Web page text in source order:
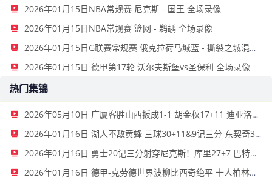
2026年01月15日NBA常规赛 尼克斯 - 国王 全场录像
2026年01月15日NBA常规赛 篮网 - 鹈鹕 全场录像
2026年01月15日G联赛常规赛 俄克拉荷马城蓝 - 撕裂之城混音 全场录像
2026年01月15日 德甲第17轮 沃尔夫斯堡vs圣保利 全场录像
热门集锦
2026年05月10日 广厦客胜山西扳成1-1 胡金秋17+11 迪亚洛关键上篮不中
2026年01月16日 湖人不敌黄蜂 三球30+11&9记三分 东契奇39分 詹姆斯29+9+6
2026年01月16日 勇士20记三分射穿尼克斯！库里27+7 巴特勒32+8 穆迪三分9中7
2026年01月16日 德甲-克劳德世界波柳比西奇绝平 十人柏林联合1-1奥格斯堡